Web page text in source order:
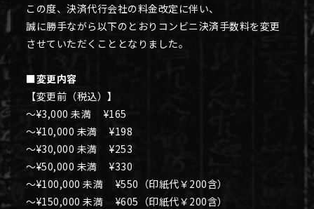
この度、決済代行会社の料金改定に伴い、
誠に勝手ながら以下のとおりコンビニ決済手数料を変更
させていただくこととなりました。
■変更内容
【変更前（税込）】
～¥3,000 未満 ¥165
～¥10,000 未満 ¥198
～¥30,000 未満 ¥253
～¥50,000 未満 ¥330
～¥100,000 未満 ¥550（印紙代￥200含）
～¥150,000 未満 ¥605（印紙代￥200含）